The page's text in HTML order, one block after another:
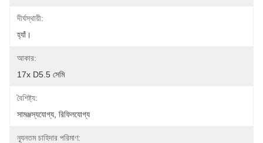
দীর্ঘস্থায়ী:
হ্যাঁ।
আকার:
17x D5.5 সেমি
বৈশিষ্ট্য:
সামঞ্জস্যযোগ্য, রিফিলযোগ্য
ন্যূনতম চাহিদার পরিমাণ: